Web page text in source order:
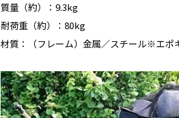
質量（約）：9.3kg
耐荷重（約）：80kg
材質：（フレーム）金属／スチール※エポ